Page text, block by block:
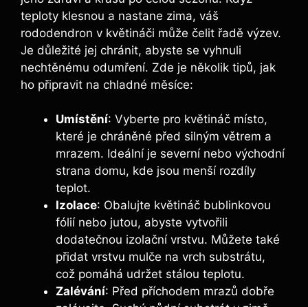
teploty klesnou a nastane zima, váš
rododendron v květináči může čelit řadě výzev.
Je důležité jej chránit, abyste se vyhnuli
nechtěnému odumření. Zde je několik tipů, jak
ho připravit na chladné měsíce:
Umístění: Vyberte pro květináč místo,
které je chráněné před silným větrem a
mrazem. Ideální je severní nebo východní
strana domu, kde jsou menší rozdíly
teplot.
Izolace: Obalujte květináč bublinkovou
fólií nebo jutou, abyste vytvořili
dodatečnou izolační vrstvu. Můžete také
přidat vrstvu mulče na vrch substrátu,
což pomáhá udržet stálou teplotu.
Zalévání: Před příchodem mrazů dobře